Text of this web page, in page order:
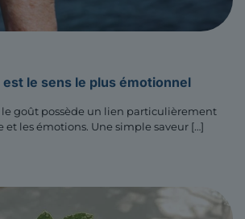
le sens le plus émotionnel
le goût possède un lien particulièrement
et les émotions. Une simple saveur […]